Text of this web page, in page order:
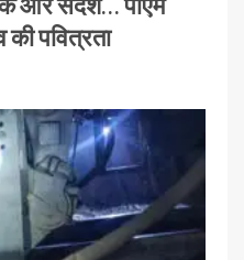
की पवित्रता